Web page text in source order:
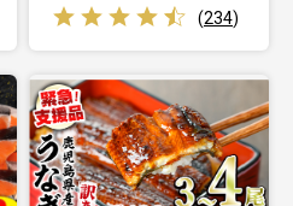
(234)